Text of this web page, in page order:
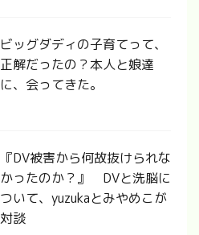
ビッグダディの子育てって、
正解だったの？本人と娘達
に、会ってきた。
『DV被害から何故抜けられな
かったのか？』 DVと洗脳に
ついて、yuzukaとみやめこが
対談